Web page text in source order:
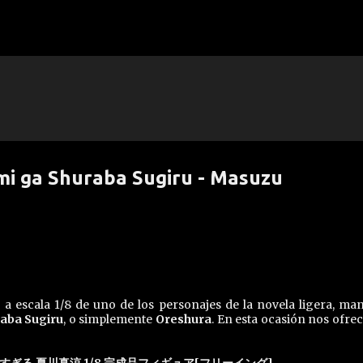
ga Shuraba Sugiru - Masuzu
escala 1/8 de uno de los personajes de la novela ligera,
Sugiru, o simplemente Oreshura. En esta ocasión nos